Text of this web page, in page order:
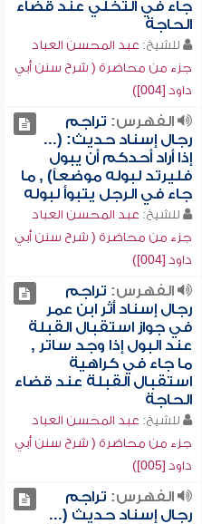
جاء في التخلي عند قضاء
الحاجة
للشيخ: عبد المحسن العباد
جزء من محاضرة ( شرح سنن أبي
داود [004])
الفهرس: تراجم
رجال إسناد حديث: (...
إذا أراد أحدكم أن يبول
فليرتد لبوله موضعاً) , ما
جاء في الرجل يتبوأ لبوله
للشيخ: عبد المحسن العباد
جزء من محاضرة ( شرح سنن أبي
داود [004])
الفهرس: تراجم
رجال إسناد أثر ابن عمر
في جواز استقبال القبلة
عند البول إذا وجد ساتر ,
ما جاء في كراهية
استقبال القبلة عند قضاء
الحاجة
للشيخ: عبد المحسن العباد
جزء من محاضرة ( شرح سنن أبي
داود [005])
الفهرس: تراجم
رجال إسناد حديث (...